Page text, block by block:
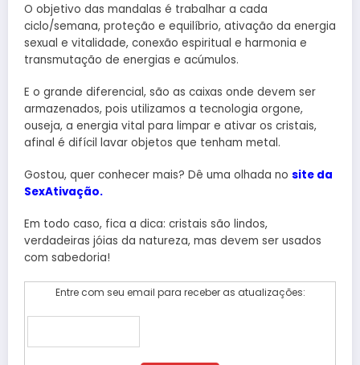
O objetivo das mandalas é trabalhar a cada
ciclo/semana, proteção e equilíbrio, ativação da energia
sexual e vitalidade, conexão espiritual e harmonia e
transmutação de energias e acúmulos.
E o grande diferencial, são as caixas onde devem ser
armazenados, pois utilizamos a tecnologia orgone,
ouseja, a energia vital para limpar e ativar os cristais,
afinal é difícil lavar objetos que tenham metal.
Gostou, quer conhecer mais? Dê uma olhada no site da
SexAtivação.
Em todo caso, fica a dica: cristais são lindos,
verdadeiras jóias da natureza, mas devem ser usados
com sabedoria!
Entre com seu email para receber as atualizações: